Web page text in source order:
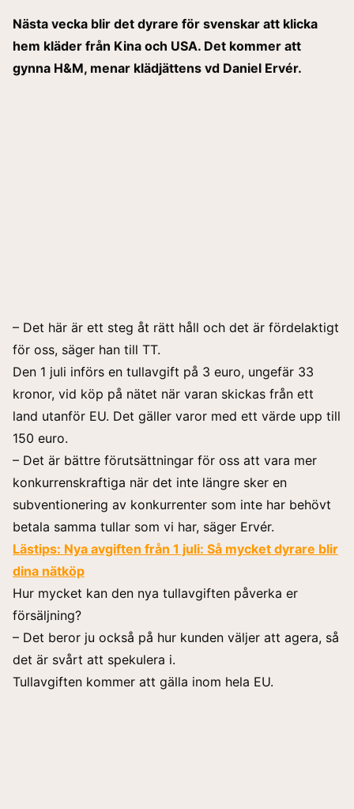
Nästa vecka blir det dyrare för svenskar att klicka
hem kläder från Kina och USA. Det kommer att
gynna H&M, menar klädjättens vd Daniel Ervér.
– Det här är ett steg åt rätt håll och det är fördelaktigt
för oss, säger han till TT.
Den 1 juli införs en tullavgift på 3 euro, ungefär 33
kronor, vid köp på nätet när varan skickas från ett
land utanför EU. Det gäller varor med ett värde upp till
150 euro.
– Det är bättre förutsättningar för oss att vara mer
konkurrenskraftiga när det inte längre sker en
subventionering av konkurrenter som inte har behövt
betala samma tullar som vi har, säger Ervér.
Lästips: Nya avgiften från 1 juli: Så mycket dyrare blir
dina nätköp
Hur mycket kan den nya tullavgiften påverka er
försäljning?
– Det beror ju också på hur kunden väljer att agera, så
det är svårt att spekulera i.
Tullavgiften kommer att gälla inom hela EU.